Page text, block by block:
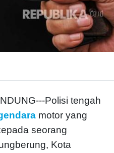
Polisi tengah
motor yang
seorang
Kota